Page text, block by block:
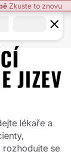
Zkuste to znovu
JIZEV
lékaře a
rozhodujte se